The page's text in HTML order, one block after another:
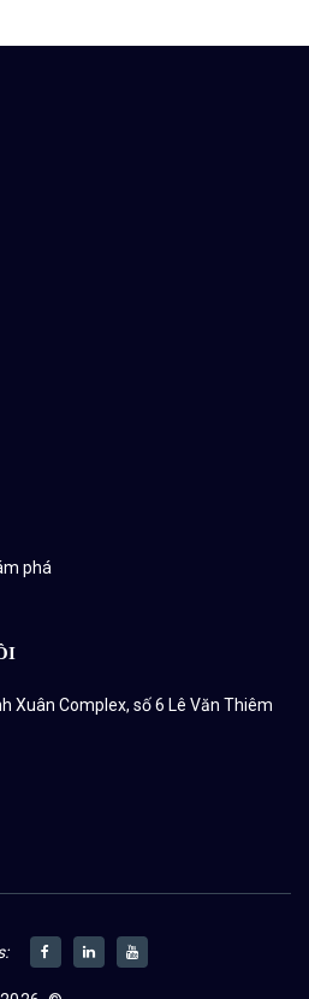
phá
Xuân Complex, số 6 Lê Văn Thiêm